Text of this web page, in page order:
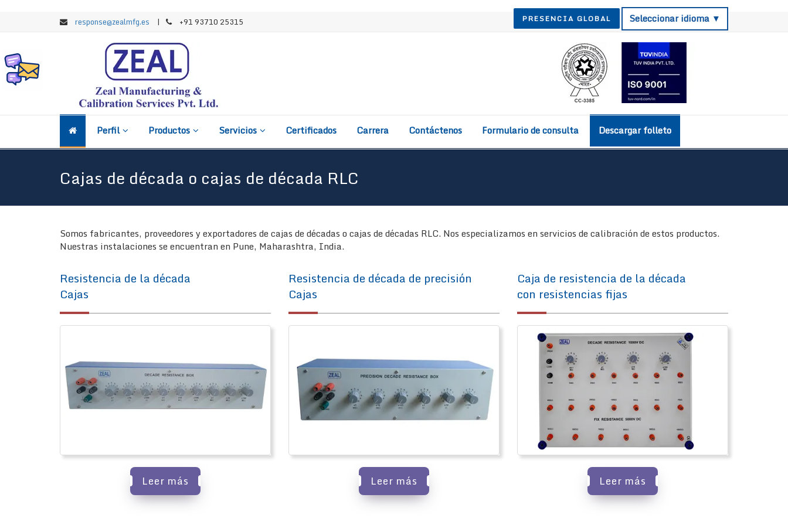
response@zealmfg.es | +91 93710 25315 PRESENCIA GLOBAL Seleccionar idioma ▼
Perfil Productos Servicios Certificados Carrera Contáctenos Formulario de consulta Descargar folleto
Cajas de década o cajas de década RLC
Somos fabricantes, proveedores y exportadores de cajas de décadas o cajas de décadas RLC. Nos especializamos en servicios de calibración de estos productos.
Nuestras instalaciones se encuentran en Pune, Maharashtra, India.
Resistencia de la década
Cajas
Leer más
Resistencia de década de precisión
Cajas
Leer más
Caja de resistencia de la década
con resistencias fijas
Leer más